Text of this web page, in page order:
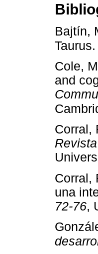
Bajtín,
Taurus.
Cole,
and
Corral,
Corral,
una
72-76,